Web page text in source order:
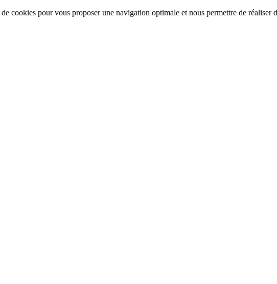
cookies pour vous proposer une navigation optimale et nous permettre de réaliser